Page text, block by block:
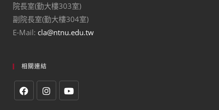
院長室(勤大樓303室)
副院長室(勤大樓304室)
E-Mail: cla@ntnu.edu.tw
相關連結